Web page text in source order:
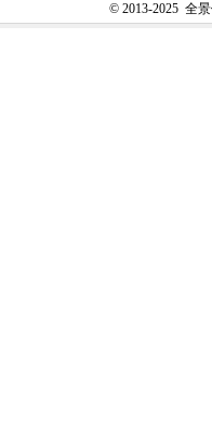
© 2013-2025 全